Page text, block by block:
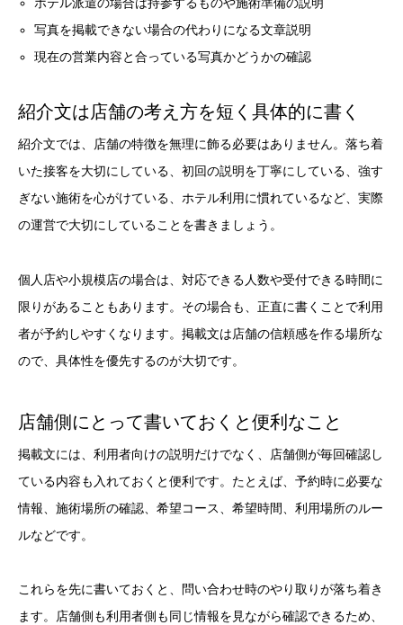
ホテル派遣の場合は持参するものや施術準備の説明
写真を掲載できない場合の代わりになる文章説明
現在の営業内容と合っている写真かどうかの確認
紹介文は店舗の考え方を短く具体的に書く
紹介文では、店舗の特徴を無理に飾る必要はありません。落ち着
いた接客を大切にしている、初回の説明を丁寧にしている、強す
ぎない施術を心がけている、ホテル利用に慣れているなど、実際
の運営で大切にしていることを書きましょう。
個人店や小規模店の場合は、対応できる人数や受付できる時間に
限りがあることもあります。その場合も、正直に書くことで利用
者が予約しやすくなります。掲載文は店舗の信頼感を作る場所な
ので、具体性を優先するのが大切です。
店舗側にとって書いておくと便利なこと
掲載文には、利用者向けの説明だけでなく、店舗側が毎回確認し
ている内容も入れておくと便利です。たとえば、予約時に必要な
情報、施術場所の確認、希望コース、希望時間、利用場所のルー
ルなどです。
これらを先に書いておくと、問い合わせ時のやり取りが落ち着き
ます。店舗側も利用者側も同じ情報を見ながら確認できるため、